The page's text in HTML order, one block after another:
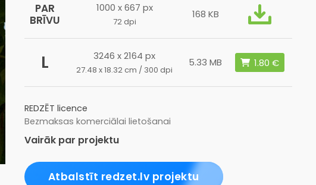
PAR
BRĪVU
1000 x 667 px
72 dpi
168 KB
L 3246 x 2164 px
27.48 x 18.32 cm / 300 dpi
5.33 MB
REDZĒT licence
Bezmaksas komerciālai lietošanai
Vairāk par projektu
Atbalstīt redzet.lv projektu